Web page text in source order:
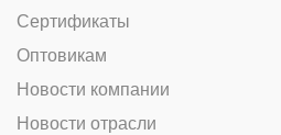
Сертификаты
Оптовикам
Новости компании
Новости отрасли